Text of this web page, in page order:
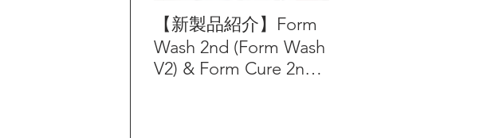
【新製品紹介】Form
Wash 2nd (Form Wash
V2) & Form Cure 2nd